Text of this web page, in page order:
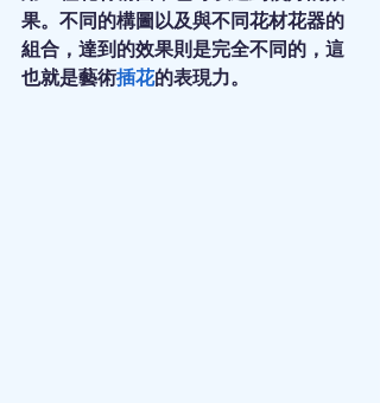
果。不同的構圖以及與不同花材花器的
組合，達到的效果則是完全不同的，這
也就是藝術插花的表現力。